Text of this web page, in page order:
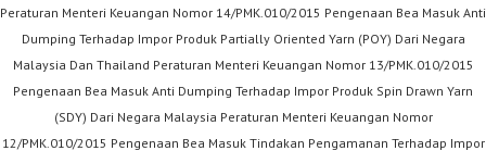
Peraturan Menteri Keuangan Nomor 14/PMK.010/2015 Pengenaan Bea Masuk Anti
Dumping Terhadap Impor Produk Partially Oriented Yarn (POY) Dari Negara
Malaysia Dan Thailand Peraturan Menteri Keuangan Nomor 13/PMK.010/2015
Pengenaan Bea Masuk Anti Dumping Terhadap Impor Produk Spin Drawn Yarn
(SDY) Dari Negara Malaysia Peraturan Menteri Keuangan Nomor
12/PMK.010/2015 Pengenaan Bea Masuk Tindakan Pengamanan Terhadap Impor